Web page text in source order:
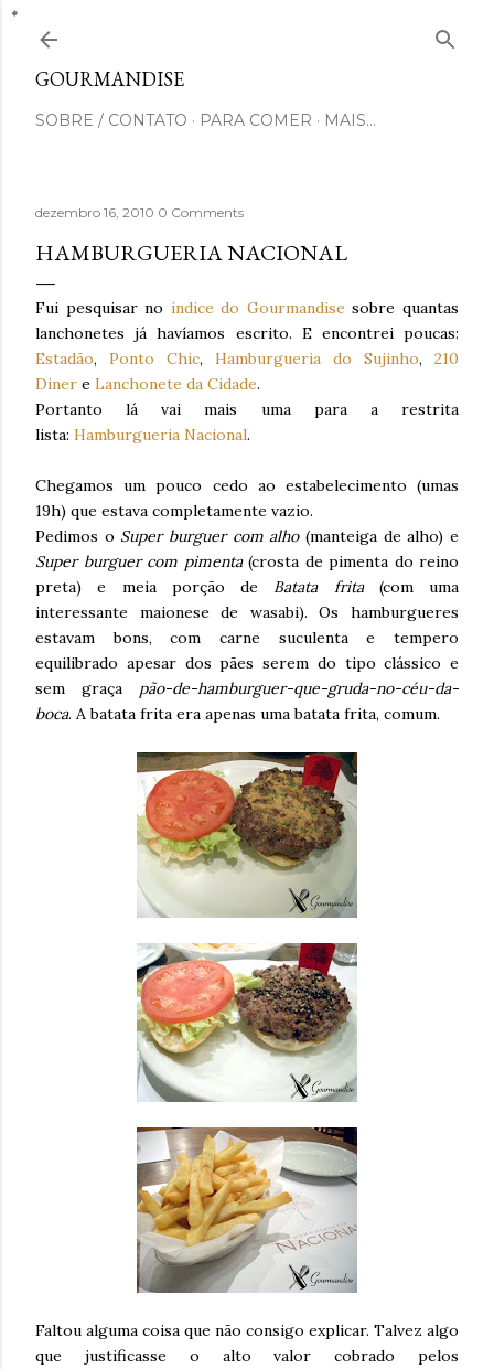
GOURMANDISE
SOBRE / CONTATO PARA COMER MAIS…
dezembro 16, 2010 0 Comments
HAMBURGUERIA NACIONAL
Fui pesquisar no índice do Gourmandise sobre quantas
lanchonetes já havíamos escrito. E encontrei poucas:
Estadão, Ponto Chic, Hamburgueria do Sujinho, 210
Diner e Lanchonete da Cidade.
Portanto lá vai mais uma para a restrita
lista: Hamburgueria Nacional.
Chegamos um pouco cedo ao estabelecimento (umas
19h) que estava completamente vazio.
Pedimos o Super burguer com alho(manteiga de alho) e
Super burguer com pimenta(crosta de pimenta do reino
preta) e meia porção de Batata frita(com uma
interessante maionese de wasabi). Os hamburgueres
estavam bons, com carne suculenta e tempero
equilibrado apesar dos pães serem do tipo clássico e
sem graça pão-de-hamburguer-que-gruda-no-céu-da-
boca. A batata frita era apenas uma batata frita, comum.
Faltou alguma coisa que não consigo explicar. Talvez algo
que justificasse o alto valor cobrado pelos